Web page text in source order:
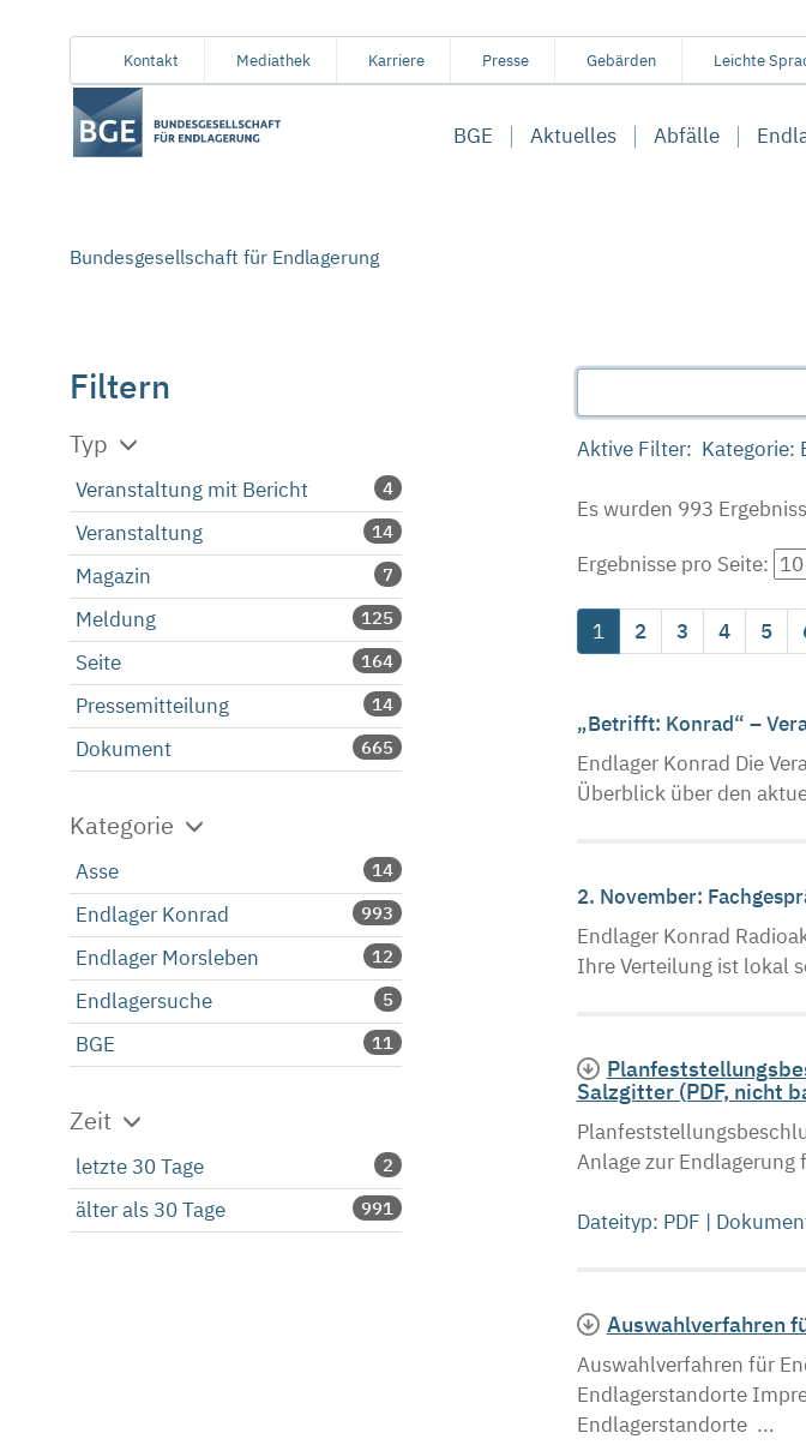
folgenden
InhaltsbereichKontakt Mediathek Karriere Presse Gebärden Leichte
BGE Aktuelles Abfälle
Bundesgesellschaft für Endlagerung
Filtern
Typ
Veranstaltung mit Bericht 4
Veranstaltung 14
Magazin 7
Meldung 125
Seite 164
Pressemitteilung 14
Dokument 665
Kategorie
Asse 14
Endlager Konrad 993
Endlager Morsleben 12
Endlagersuche 5
BGE 11
Zeit
letzte 30 Tage 2
älter als 30 Tage 991
Aktive Filter: Kategorie:
Es wurden 993
Ergebnisse pro Seite:
1 2 3 4 5
„Betrifft: Konrad“ –
Endlager Konrad Die
Überblick über den
2. November:
Endlager Konrad
Ihre Verteilung ist lokal
Salzgitter (PDF, nicht
Anlage zur
Dateityp: PDF |
Auswahlverfahren
Auswahlverfahren für
Endlagerstandorte
Endlagerstandorte ...